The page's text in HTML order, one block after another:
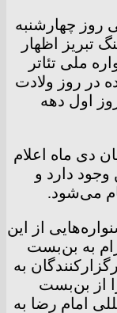
روز چهارشنبه
تبریز اظهار
ملی تئاتر
در روز ولادت
اول دهه
دی ماه اعلام
تمدید آن تا ۱۵ بهمن وجود دارد و
می‌شود.
از این
به بن‌بست
به
از بن‌بست
امام رضا به